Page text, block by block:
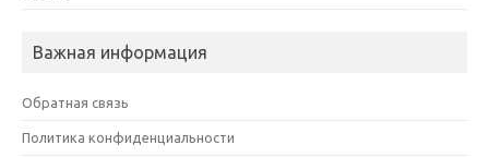
Важная информация
Обратная связь
Политика конфиденциальности